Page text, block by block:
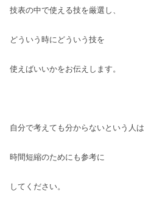
技表の中で使える技を厳選し、
どういう時にどういう技を
使えばいいかをお伝えします。
自分で考えても分からないという人は
時間短縮のためにも参考に
してください。